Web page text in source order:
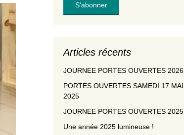
Articles récents
JOURNEE PORTES OUVERTES 2026
PORTES OUVERTES SAMEDI 17 MAI
2025
JOURNEE PORTES OUVERTES 2025
Une année 2025 lumineuse !